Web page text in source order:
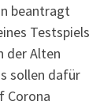
beantragt
Testspiels
der Alten
sollen dafür
Corona